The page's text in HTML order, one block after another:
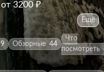
3200 ₽
Ещё
9 Обзорные 44
Что
посмотреть